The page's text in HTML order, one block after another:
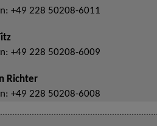
+49 228 50208-6011
+49 228 50208-6009
Richter
+49 228 50208-6008